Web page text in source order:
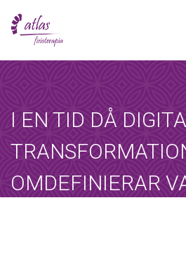
I EN TID DÅ
OMDEFINIERAR